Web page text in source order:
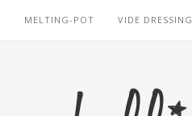
MELTING-POT VIDE DRESSING